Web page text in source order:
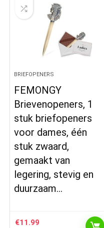
BRIEFOPENERS
FEMONGY
Brievenopeners, 1
stuk briefopeners
voor dames, één
stuk zwaard,
gemaakt van
legering, stevig en
duurzaam…
€11.99